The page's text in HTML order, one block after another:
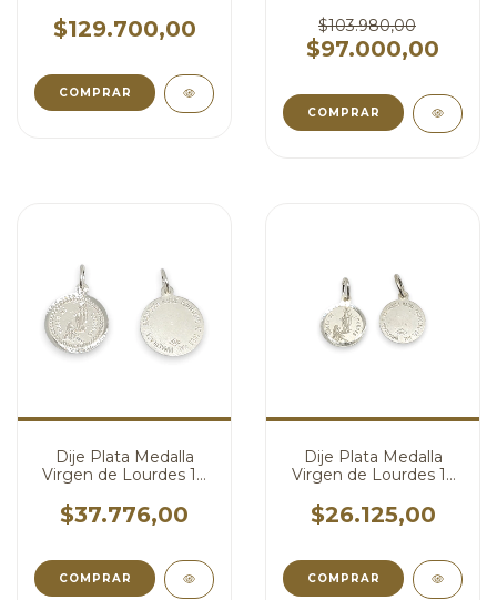
Genetica cod4477
$129.700,00
COMPRAR
Triangulo Swarovski
Aurora Boreal 16 mm
cod4414
$103.980,00
$97.000,00
COMPRAR
Dije Plata Medalla
Virgen de Lourdes 17
$37.776,00
Dije Plata Medalla
Virgen de Lourdes 13
$26.125,00